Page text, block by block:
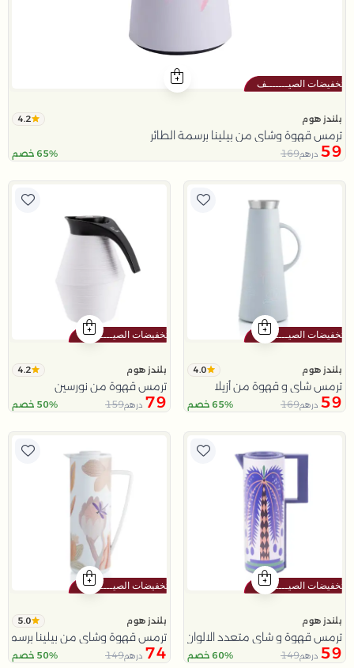
بلندز هوم 4.2
ترمس قهوة وشاي من بيلينا برسمة الطائر
59 درهم169 65% خصم
بلندز هوم 4.0
ترمس شاي و قهوة من أزيلا
59 درهم169 65% خصم
بلندز هوم 4.2
ترمس قهوة من نورسين
79 درهم159 50% خصم
بلندز هوم
ترمس قهوة و شاي متعدد الالوان بتصميم النخلة سعة 1 لتر من سيلورا
59 درهم149 60% خصم
بلندز هوم 5.0
ترمس قهوة وشاي من بيلينا برسمة
74 درهم149 50% خصم